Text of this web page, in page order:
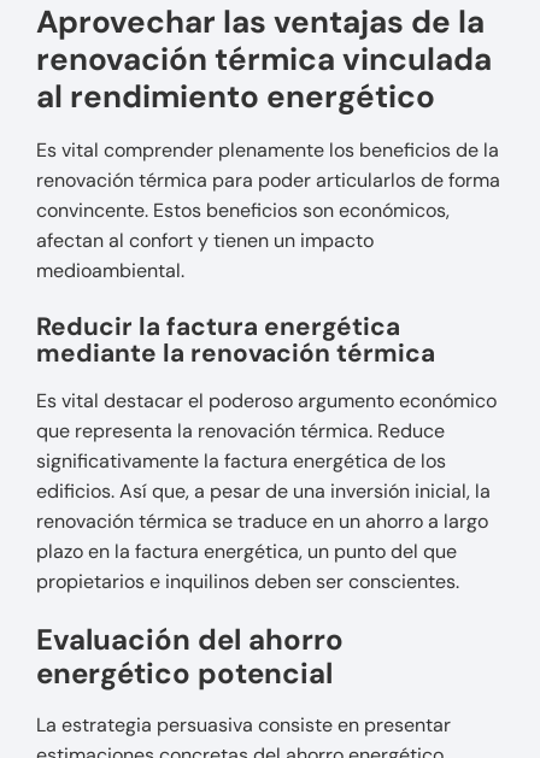
Aprovechar las ventajas de la
renovación térmica vinculada
al rendimiento energético
Es vital comprender plenamente los beneficios de la
renovación térmica para poder articularlos de forma
convincente. Estos beneficios son económicos,
afectan al confort y tienen un impacto
medioambiental.
Reducir la factura energética
mediante la renovación térmica
Es vital destacar el poderoso argumento económico
que representa la renovación térmica. Reduce
significativamente la factura energética de los
edificios. Así que, a pesar de una inversión inicial, la
renovación térmica se traduce en un ahorro a largo
plazo en la factura energética, un punto del que
propietarios e inquilinos deben ser conscientes.
Evaluación del ahorro
energético potencial
La estrategia persuasiva consiste en presentar